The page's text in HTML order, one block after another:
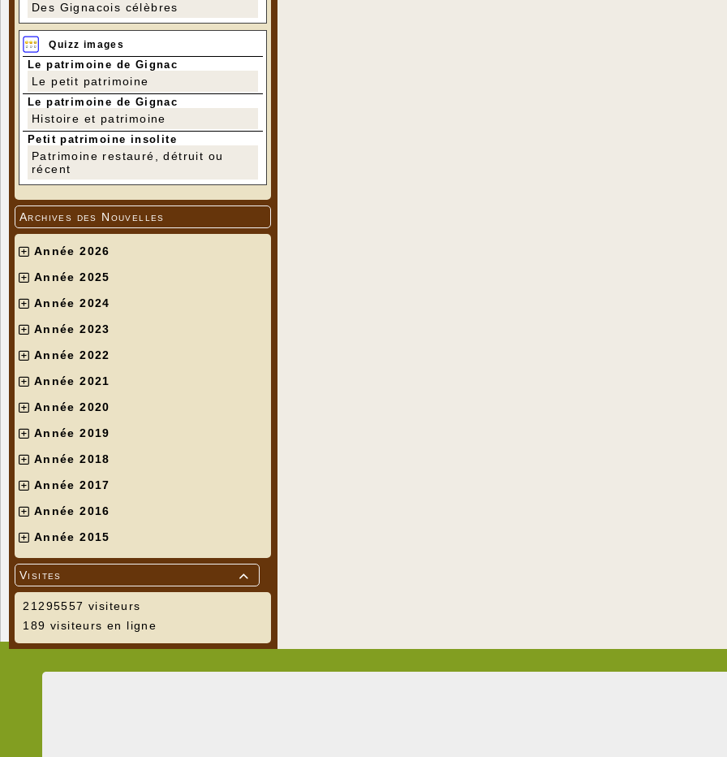
Des Gignacois célèbres
Quizz images
Le patrimoine de Gignac
Le petit patrimoine
Le patrimoine de Gignac
Histoire et patrimoine
Petit patrimoine insolite
Patrimoine restauré, détruit ou
récent
Archives des Nouvelles
Année 2026
Année 2025
Année 2024
Année 2023
Année 2022
Année 2021
Année 2020
Année 2019
Année 2018
Année 2017
Année 2016
Année 2015

Visites
21295557 visiteurs
189 visiteurs en ligne